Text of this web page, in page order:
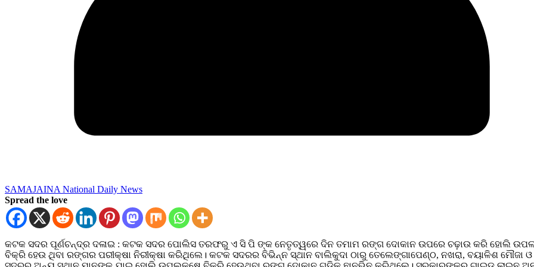
SAMAJAINA National Daily News
Spread the love
କଟକ ସଦର ପୂର୍ଣଚନ୍ଦ୍ର ଦଳାଇ : କଟକ ସଦର ପୋଲିସ ତରଫରୁ ଏ ସି ପି ଙ୍କ ନେତୃତ୍ୱରେ ଦିନ ତମାମ ରଙ୍ଗ ଦୋକାନ ଉପରେ ଚଢ଼ାଉ କରି ହୋଲି
ବିକ୍ରି ହେଉ ଥିବା ରଙ୍ଗର ପରୀକ୍ଷା ନିରୀକ୍ଷା କରିଥିଲେ। କଟକ ସଦରର ବିଭିନ୍ନ ସ୍ଥାନ ବାଲିକୁଦା ଠାରୁ ତେଲେଙ୍ଗାପେଣ୍ଠ, ନଖରା, ବୟାଳିଶ ମୌଜା ଓ